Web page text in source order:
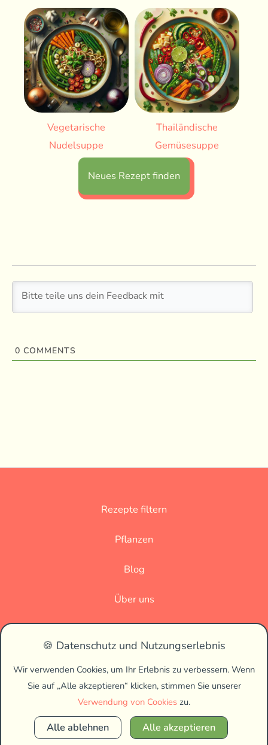
🍪 Datenschutz und Nutzungserlebnis
Wir verwenden Cookies, um Ihr Erlebnis zu verbessern. Wenn
Sie auf „Alle akzeptieren“ klicken, stimmen Sie unserer
Verwendung von Cookies zu.
Alle ablehnen Alle akzeptieren
Vegetarische
Nudelsuppe
Thailändische
Gemüsesuppe
Neues Rezept finden
0 COMMENTS
Rezepte filtern
Pflanzen
Blog
Über uns
Copyright © 2026 Vegan Biss